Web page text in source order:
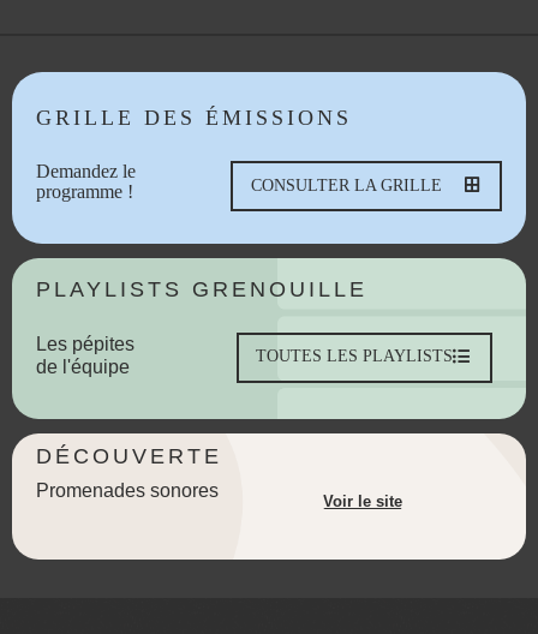
GRILLE DES ÉMISSIONS
Demandez le
programme !
CONSULTER LA GRILLE
PLAYLISTS GRENOUILLE
Les pépites
de l'équipe
TOUTES LES PLAYLISTS
DÉCOUVERTE
Promenades sonores
Voir le site